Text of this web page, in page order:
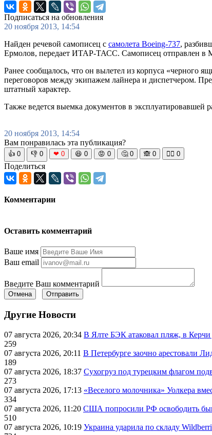
Подписаться на обновления
20 ноября 2013, 14:54
Найден речевой самописец с самолета Boeing-737,
Ермолов, передает ИТАР-ТАСС. Самописец отправлен в
Ранее сообщалось, что он вылетел из корпуса «черного
переговоров между экипажем лайнера и диспетчером.
штатный характер.
Также ведется выемка документов в эксплуатировавшей
20 ноября 2013, 14:54
Вам понравилась эта публикация?
👍 0 👎 0 ❤ 0 😆 0 😡 0 🤔 0 🙈 0 🧘‍♀️ 0
Поделиться
Комментарии
Оставить комментарий
Ваше имя
Ваш email
Введите Ваш комментарий
Отмена Отправить
Другие Новости
07 августа 2026, 20:34 В Ялте БЭК атаковал пляж, в
259
07 августа 2026, 20:11 В Петербурге заочно арестовали
189
07 августа 2026, 18:37 Сухогруз под турецким флагом
273
07 августа 2026, 17:13 «Веселого молочника» Уолкера
334
07 августа 2026, 11:20 США попросили РФ освободить
510
07 августа 2026, 10:19 Украина ударила по складу